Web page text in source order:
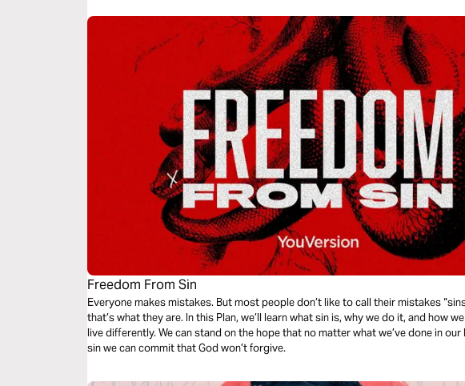
Freedom From Sin
Everyone makes mistakes. But most people don’t like to call their mistakes
that’s what they are. In this Plan, we’ll learn what sin is, why we do it, and how
live differently. We can stand on the hope that no matter what we’ve done in our
sin we can commit that God won’t forgive.